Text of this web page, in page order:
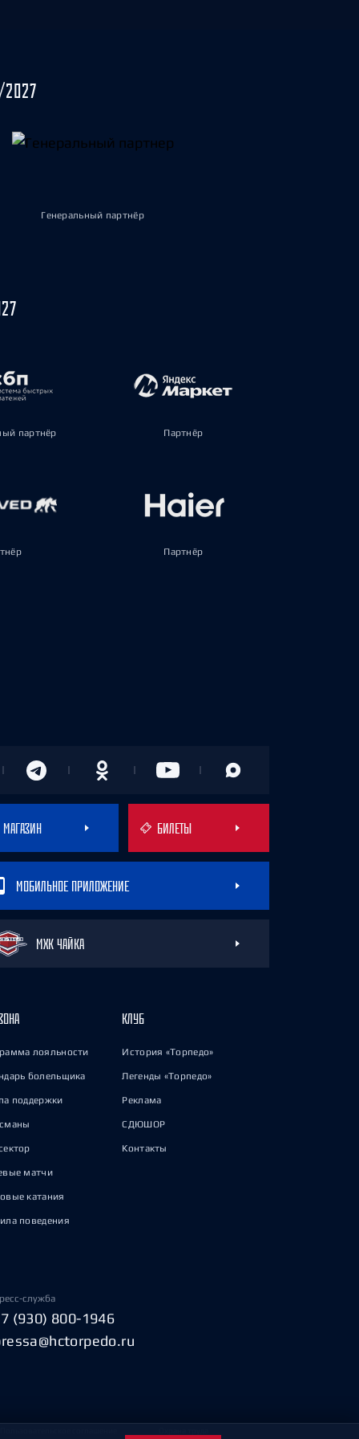
Генеральный партнёр
партнёр Партнёр
Партнёр
МАГАЗИН БИЛЕТЫ
МОБИЛЬНОЕ ПРИЛОЖЕНИЕ
МХК ЧАЙКА
лояльности
болельщика
поддержки
матчи
катания
поведения
КЛУБ
История «Торпедо»
Легенды «Торпедо»
Реклама
СДЮШОР
Контакты
служба
(930) 800-1946